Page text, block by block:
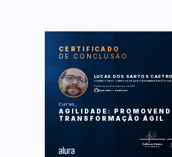
CERTIFICADO
DE CONCLUSÃO
LUCAS DOS SANTOS CASTRO
concluiu o curso online com carga horária estimada em 6 horas.
Finalizado em 01 de setembro de 2019
lucas-castro-developer
Curso
AGILIDADE:
TRANSFORMAÇÃO ÁGIL
Guilherme Silveira
Coordenador